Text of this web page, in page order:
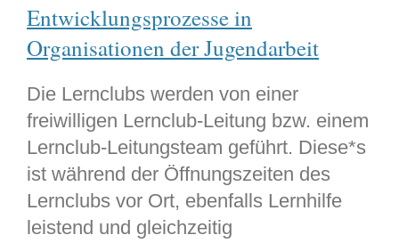
Entwicklungsprozesse in
Organisationen der Jugendarbeit
Die Lernclubs werden von einer
freiwilligen Lernclub-Leitung bzw. einem
Lernclub-Leitungsteam geführt. Diese*s
ist während der Öffnungszeiten des
Lernclubs vor Ort, ebenfalls Lernhilfe
leistend und gleichzeitig